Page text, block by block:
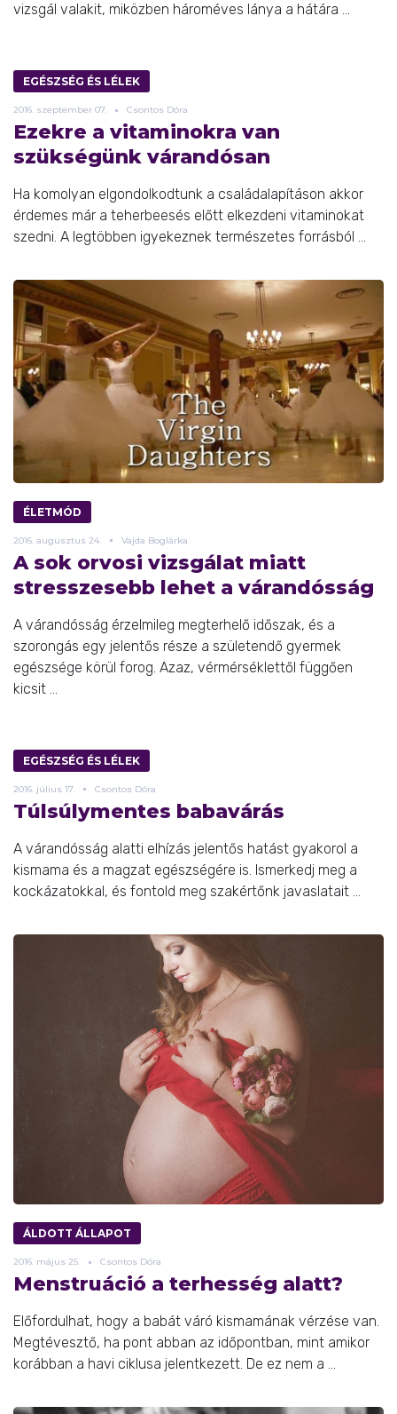
vizsgál valakit, miközben hároméves lánya a hátára ...
EGÉSZSÉG ÉS LÉLEK
2016. szeptember 07. Csontos Dóra
Ezekre a vitaminokra van
szükségünk várandósan
Ha komolyan elgondolkodtunk a családalapításon akkor
érdemes már a teherbeesés előtt elkezdeni vitaminokat
szedni. A legtöbben igyekeznek természetes forrásból ...
ÉLETMÓD
2016. augusztus 24. Vajda Boglárka
A sok orvosi vizsgálat miatt
stresszesebb lehet a várandósság
A várandósság érzelmileg megterhelő időszak, és a
szorongás egy jelentős része a születendő gyermek
egészsége körül forog. Azaz, vérmérséklettől függően
kicsit ...
EGÉSZSÉG ÉS LÉLEK
2016. július 17. Csontos Dóra
Túlsúlymentes babavárás
A várandósság alatti elhízás jelentős hatást gyakorol a
kismama és a magzat egészségére is. Ismerkedj meg a
kockázatokkal, és fontold meg szakértőnk javaslatait ...
ÁLDOTT ÁLLAPOT
2016. május 25. Csontos Dóra
Menstruáció a terhesség alatt?
Előfordulhat, hogy a babát váró kismamának vérzése van.
Megtévesztő, ha pont abban az időpontban, mint amikor
korábban a havi ciklusa jelentkezett. De ez nem a ...